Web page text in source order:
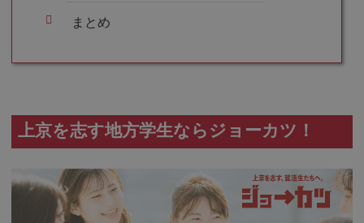
まとめ
上京を志す地方学生ならジョーカツ！